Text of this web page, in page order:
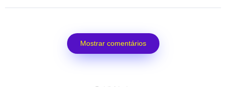
Mostrar comentários